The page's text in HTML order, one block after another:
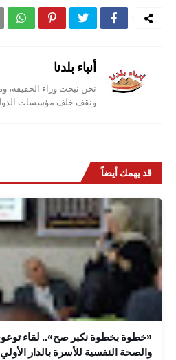
أنباء بلدنا
نحن نبحث وراء الحقيقة،
ونقف خلف مؤسسات
قد يهمك أيضاً
«خطوة بخطوة نكبر صح».. لقاء
والصحة النفسية للأسرة بالدار